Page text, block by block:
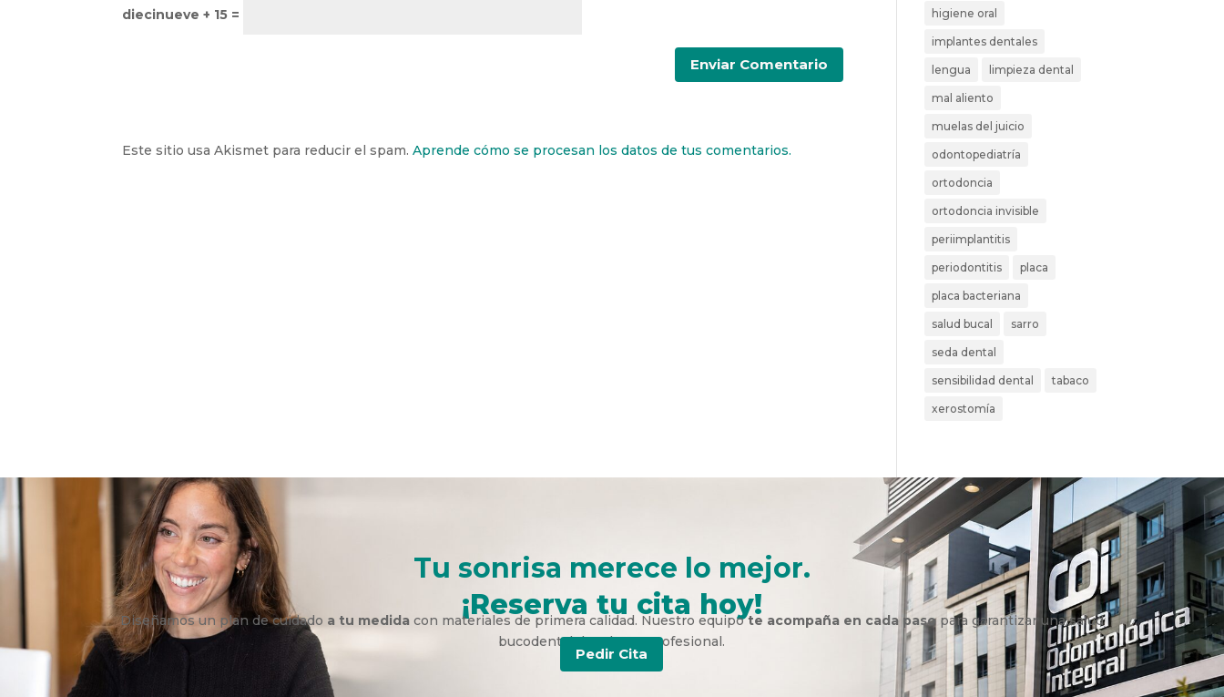
diecinueve + 15 =
Este sitio usa Akismet para reducir el spam.Aprende cómo se procesan los datos de tus comentarios.
higiene oral
implantes dentales
lengua limpieza dental
mal aliento
muelas del juicio
odontopediatría
ortodoncia
ortodoncia invisible
periimplantitis
periodontitis placa
placa bacteriana
salud bucal sarro
seda dental
sensibilidad dental tabaco
xerostomía
Tu sonrisa merece lo mejor.
¡Reserva tu cita hoy!
Diseñamos un plan de cuidado a tu medidacon materiales de primera calidad. Nuestro equipote acompaña en cada pasopara garantizar una salud
bucodental duradera y profesional.
Pedir Cita